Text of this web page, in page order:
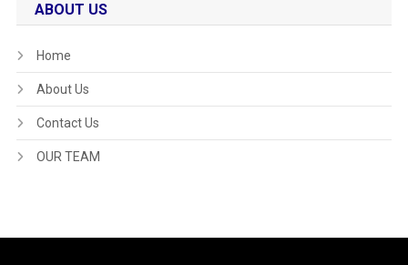
ABOUT US
Home
About Us
Contact Us
OUR TEAM